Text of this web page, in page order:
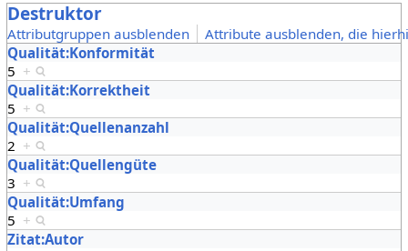
Destruktor
Attributgruppen ausblenden
Attribute ausblenden, die
Qualität:Konformität
5 +
Qualität:Korrektheit
5 +
Qualität:Quellenanzahl
2 +
Qualität:Quellengüte
3 +
Qualität:Umfang
5 +
Zitat:Autor